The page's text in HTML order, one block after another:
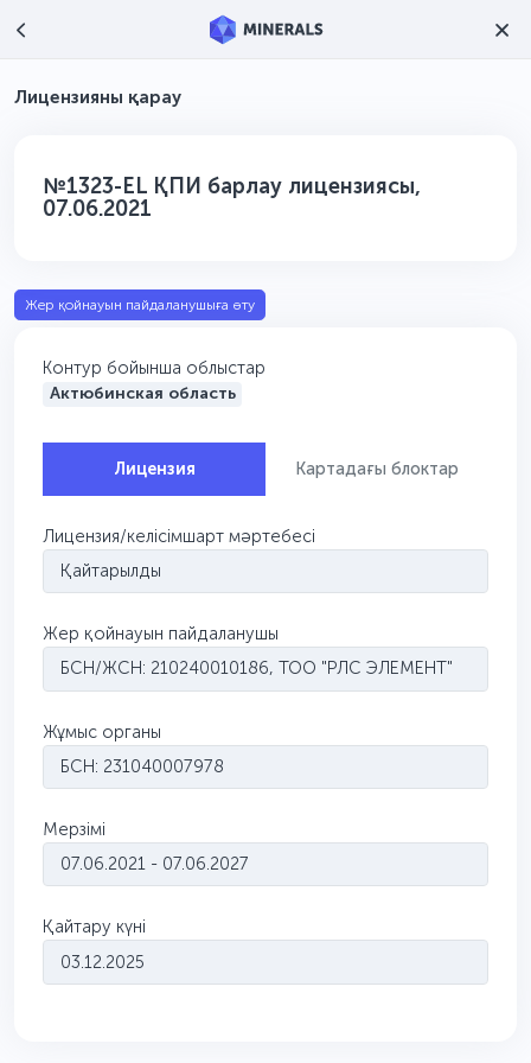
Лицензияны қарау
№1323-EL ҚПИ барлау лицензиясы,
07.06.2021
Жер қойнауын пайдаланушыға өту
Контур бойынша облыстар
Актюбинская область
Лицензия Картадағы блоктар
Лицензия/келісімшарт мәртебесі
Қайтарылды
Жер қойнауын пайдаланушы
БСН/ЖСН: 210240010186, ТОО "РЛС ЭЛЕМЕНТ"
Жұмыс органы
БСН: 231040007978
Мерзімі
07.06.2021 - 07.06.2027
Қайтару күні
03.12.2025